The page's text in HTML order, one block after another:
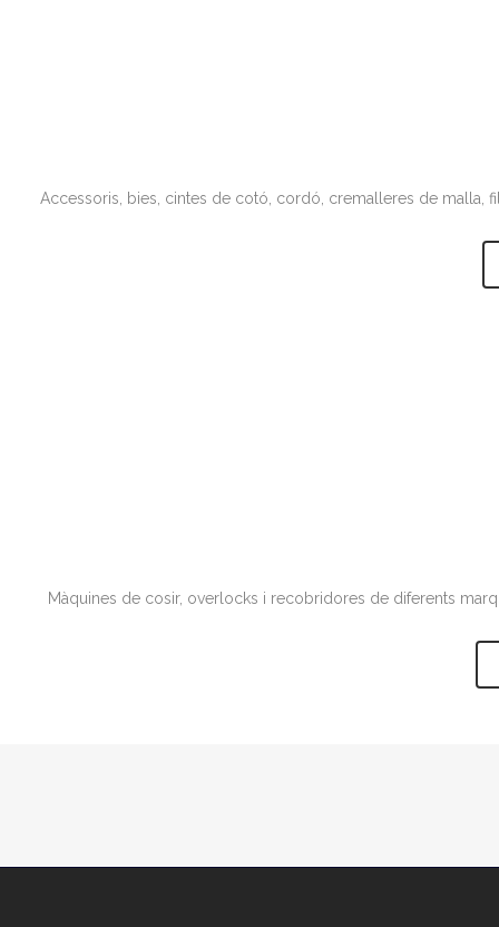
Accessoris, bies, cintes de cotó, cordó, cremalleres de malla,
Màquines de cosir, overlocks i recobridores de diferents